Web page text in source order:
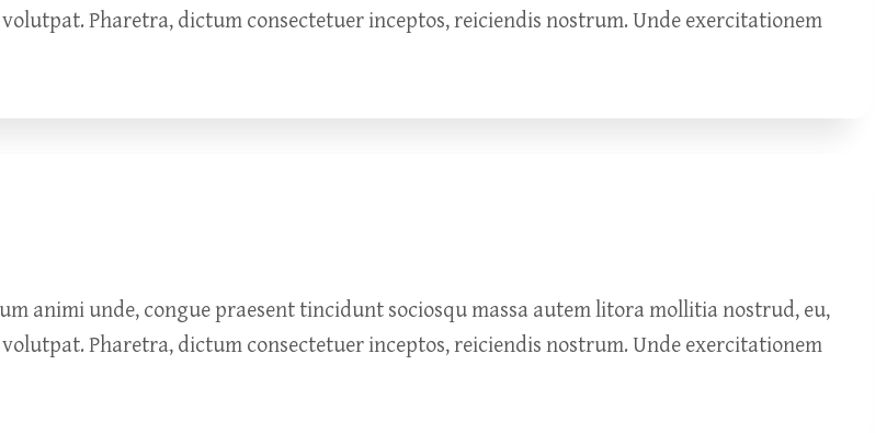
Pharetra, dictum consectetuer inceptos, reiciendis nostrum. Unde exercitationem
animi unde, congue praesent tincidunt sociosqu massa autem litora mollitia nostrud, eu,
Pharetra, dictum consectetuer inceptos, reiciendis nostrum. Unde exercitationem